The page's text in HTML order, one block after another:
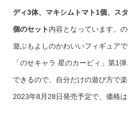
ディ3体、マキシムトマト1個、ス
個のセット内容となっています。
遊ぶもよしのかわいいフィギュアで
「のせキャラ 星のカービィ」第1
できるので、自分だけの遊び方で
2023年8月28日発売予定で、価格